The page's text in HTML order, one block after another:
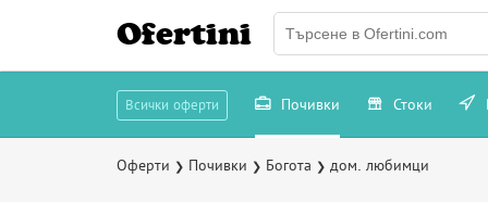
Ofertini
Всички оферти Почивки Стоки
Оферти ❯ Почивки ❯ Богота ❯ дом. любимци